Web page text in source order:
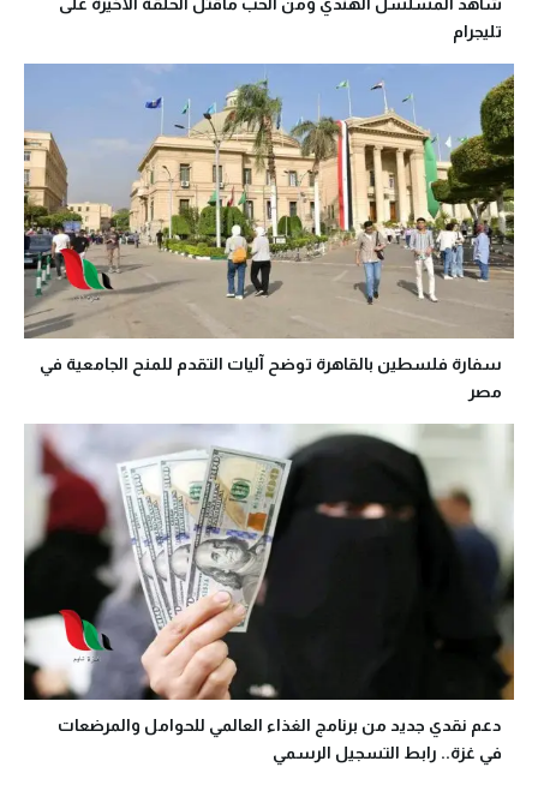
تليجرام
سفارة فلسطين بالقاهرة توضح آليات التقدم للمنح الجامعية في
مصر
دعم نقدي جديد من برنامج الغذاء العالمي للحوامل والمرضعات
في غزة.. رابط التسجيل الرسمي